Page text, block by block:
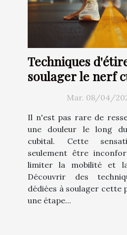
Techniques
soulager le nerf
efficacement
Mar. 08/04/
Il n'est pas rare de
une douleur le long
cubital. Cette
seulement être
limiter la mobilité et
Découvrir des
dédiées à soulager cette
une étape...